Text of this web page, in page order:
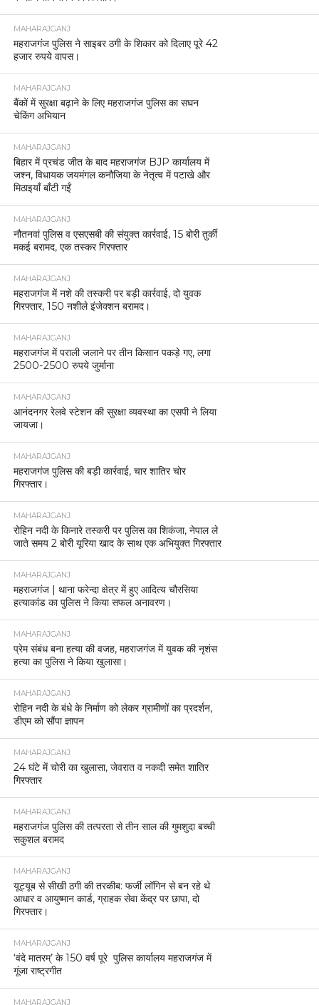
MAHARAJGANJ
महराजगंज पुलिस ने साइबर ठगी के शिकार को दिलाए पूरे 42
हजार रुपये वापस।
MAHARAJGANJ
बैंकों में सुरक्षा बढ़ाने के लिए महराजगंज पुलिस का सघन
चेकिंग अभियान
MAHARAJGANJ
बिहार में प्रचंड जीत के बाद महराजगंज BJP कार्यालय में
जश्न, विधायक जयमंगल कनौजिया के नेतृत्व में पटाखे और
मिठाइयाँ बाँटी गईं
MAHARAJGANJ
नौतनवां पुलिस व एसएसबी की संयुक्त कार्रवाई, 15 बोरी तुर्की
मकई बरामद, एक तस्कर गिरफ्तार
MAHARAJGANJ
महराजगंज में नशे की तस्करी पर बड़ी कार्रवाई, दो युवक
गिरफ्तार, 150 नशीले इंजेक्शन बरामद।
MAHARAJGANJ
महराजगंज में पराली जलाने पर तीन किसान पकड़े गए, लगा
2500-2500 रुपये जुर्माना
MAHARAJGANJ
आनंदनगर रेलवे स्टेशन की सुरक्षा व्यवस्था का एसपी ने लिया
जायजा।
MAHARAJGANJ
महराजगंज पुलिस की बड़ी कार्रवाई, चार शातिर चोर
गिरफ्तार।
MAHARAJGANJ
रोहिन नदी के किनारे तस्करी पर पुलिस का शिकंजा, नेपाल ले
जाते समय 2 बोरी यूरिया खाद के साथ एक अभियुक्त गिरफ्तार
MAHARAJGANJ
महराजगंज | थाना फरेन्दा क्षेत्र में हुए आदित्य चौरसिया
हत्याकांड का पुलिस ने किया सफल अनावरण।
MAHARAJGANJ
प्रेम संबंध बना हत्या की वजह, महराजगंज में युवक की नृशंस
हत्या का पुलिस ने किया खुलासा।
MAHARAJGANJ
रोहिन नदी के बंधे के निर्माण को लेकर ग्रामीणों का प्रदर्शन,
डीएम को सौंपा ज्ञापन
MAHARAJGANJ
24 घंटे में चोरी का खुलासा, जेवरात व नकदी समेत शातिर
गिरफ्तार
MAHARAJGANJ
महराजगंज पुलिस की तत्परता से तीन साल की गुमशुदा बच्ची
सकुशल बरामद
MAHARAJGANJ
यूट्यूब से सीखी ठगी की तरकीब: फर्जी लॉगिन से बन रहे थे
आधार व आयुष्मान कार्ड, ग्राहक सेवा केंद्र पर छापा, दो
गिरफ्तार।
MAHARAJGANJ
‘वंदे मातरम्’ के 150 वर्ष पूरे पुलिस कार्यालय महराजगंज में
गूंजा राष्ट्रगीत
MAHARAJGANJ